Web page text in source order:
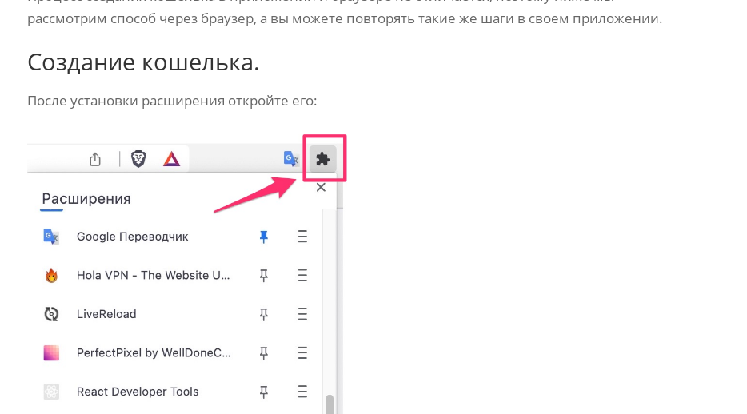
рассмотрим способ через браузер, а вы можете повторять такие же шаги в своем приложении.
Создание кошелька.
После установки расширения откройте его: